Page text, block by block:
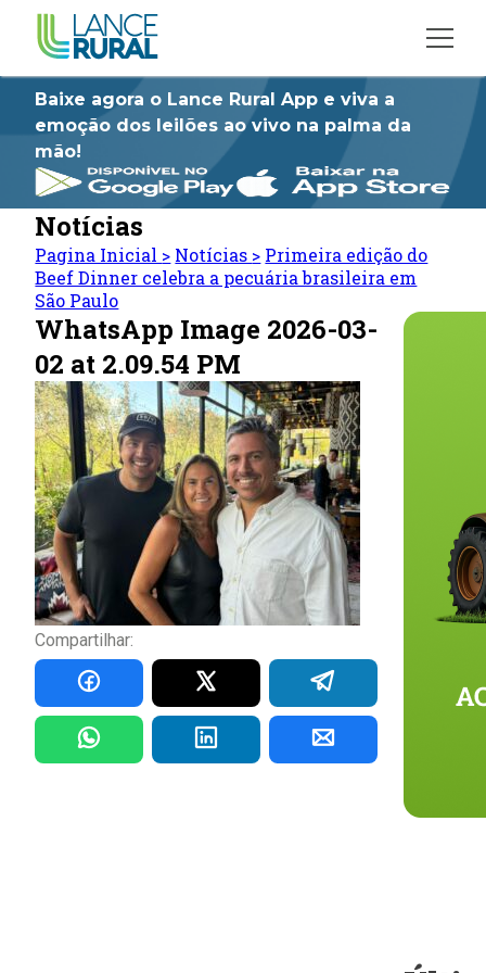
Baixe agora o Lance Rural App e viva a
emoção dos leilões ao vivo na palma da
mão!
Notícias
Pagina Inicial > Notícias > Primeira edição do
Beef Dinner celebra a pecuária brasileira em
São Paulo
WhatsApp Image 2026-03-
02 at 2.09.54 PM
Compartilhar: